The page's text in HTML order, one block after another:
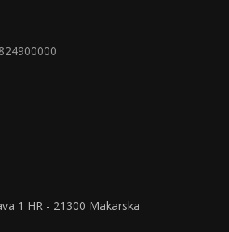
1 HR - 21300 Makarska